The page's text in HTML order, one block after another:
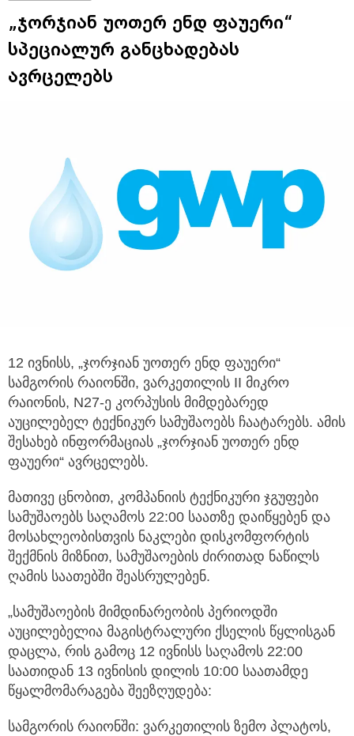
„ჯორჯიან უოთერ ენდ ფაუერი“
სპეციალურ განცხადებას
ავრცელებს
12 ივნისს, „ჯორჯიან უოთერ ენდ ფაუერი“
სამგორის რაიონში, ვარკეთილის II მიკრო
რაიონის, N27-ე კორპუსის მიმდებარედ
აუცილებელ ტექნიკურ სამუშაოებს ჩაატარებს. ამის
შესახებ ინფორმაციას „ჯორჯიან უოთერ ენდ
ფაუერი“ ავრცელებს.
მათივე ცნობით, კომპანიის ტექნიკური ჯგუფები
სამუშაოებს საღამოს 22:00 საათზე დაიწყებენ და
მოსახლეობისთვის ნაკლები დისკომფორტის
შექმნის მიზნით, სამუშაოების ძირითად ნაწილს
ღამის საათებში შეასრულებენ.
„სამუშაოების მიმდინარეობის პერიოდში
აუცილებელია მაგისტრალური ქსელის წყლისგან
დაცლა, რის გამოც 12 ივნისს საღამოს 22:00
საათიდან 13 ივნისის დილის 10:00 საათამდე
წყალმომარაგება შეეზღუდება:
სამგორის რაიონში: ვარკეთილის ზემო პლატოს,